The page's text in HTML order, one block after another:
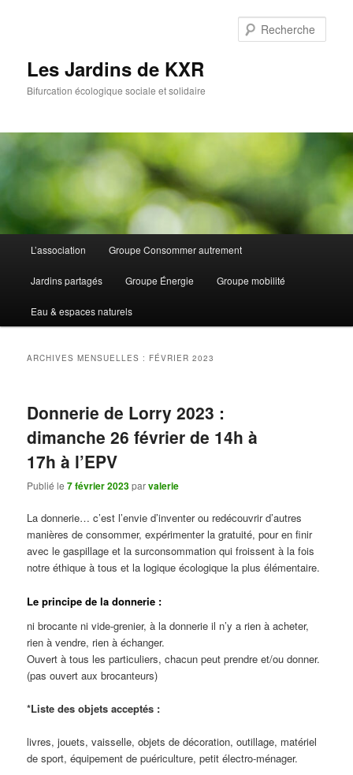
Les Jardins de KXR
Bifurcation écologique sociale et solidaire
principal
L’association Groupe Consommer autrement
Jardins partagés Groupe Énergie Groupe mobilité
Eau & espaces naturels
ARCHIVES MENSUELLES : FÉVRIER 2023
Donnerie de Lorry 2023 :
dimanche 26 février de 14h à
17h à l’EPV
Publié le7 février 2023parvalerie
La donnerie… c’est l’envie d’inventer ou redécouvrir d’autres
manières de consommer, expérimenter la gratuité, pour en finir
avec le gaspillage et la surconsommation qui froissent à la fois
notre éthique à tous et la logique écologique la plus élémentaire.
Le principe de la donnerie :
ni brocante ni vide-grenier, à la donnerie il n’y a rien à acheter,
rien à vendre, rien à échanger.
Ouvert à tous les particuliers, chacun peut prendre et/ou donner.
(pas ouvert aux brocanteurs)
*Liste des objets acceptés :
livres, jouets, vaisselle, objets de décoration, outillage, matériel
de sport, équipement de puériculture, petit électro-ménager.